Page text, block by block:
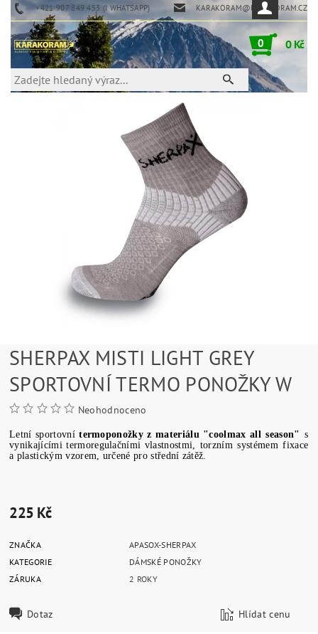
+421 907 849 453 (I WHATSAPP) KARAKORAM@KARAKORAM.CZ
0 0 Kč
SHERPAX MISTI LIGHT GREY
SPORTOVNÍ TERMO PONOŽKY W
Neohodnoceno
Letní sportovní termoponožky z materiálu "coolmax all season" s
vynikajícími termoregulačními vlastnostmi torzním systémem fixace
a plastickým vzorem , určené pro střední zátěž
225 Kč
ZNAČKA
APASOX-SHERPAX
KATEGORIE
DÁMSKÉ PONOŽKY
ZÁRUKA
2 ROKY
Dotaz Hlídat cenu